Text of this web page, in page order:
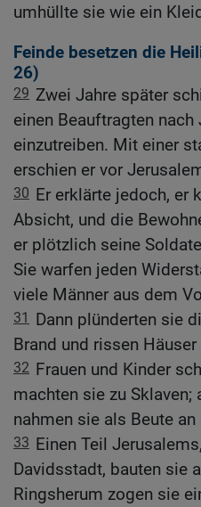
umhüllte sie wie ein
Feinde besetzen die
26)
29 Zwei Jahre später
einen Beauftragten nach
einzutreiben. Mit einer
erschien er vor
30 Er erklärte jedoch, er
Absicht, und die
er plötzlich seine
Sie warfen jeden
viele Männer aus dem
31 Dann plünderten sie
Brand und rissen
32 Frauen und Kinder
machten sie zu Sklaven;
nahmen sie als Beute an
33 Einen Teil
Davidsstadt, bauten sie
Ringsherum zogen sie